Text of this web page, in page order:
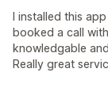
I installed this
booked a call
knowledgable
Really great